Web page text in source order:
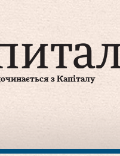
з Капіталу